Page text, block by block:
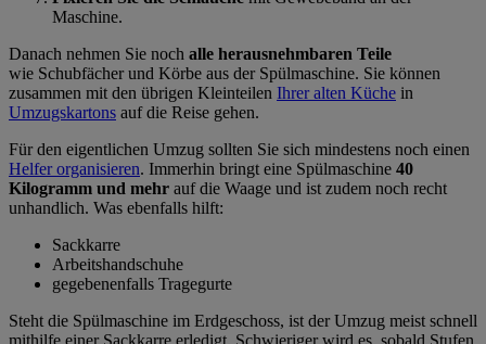
Maschine.
Danach nehmen Sie noch alle herausnehmbaren Teile
wie Schubfächer und Körbe aus der Spülmaschine. Sie können
zusammen mit den übrigen Kleinteilen Ihrer alten Küche in
Umzugskartons auf die Reise gehen.
Für den eigentlichen Umzug sollten Sie sich mindestens noch einen
Helfer organisieren. Immerhin bringt eine Spülmaschine 40
Kilogramm und mehr auf die Waage und ist zudem noch recht
unhandlich. Was ebenfalls hilft:
Sackkarre
Arbeitshandschuhe
gegebenenfalls Tragegurte
Steht die Spülmaschine im Erdgeschoss, ist der Umzug meist schnell
mithilfe einer Sackkarre erledigt. Schwieriger wird es, sobald Stufen